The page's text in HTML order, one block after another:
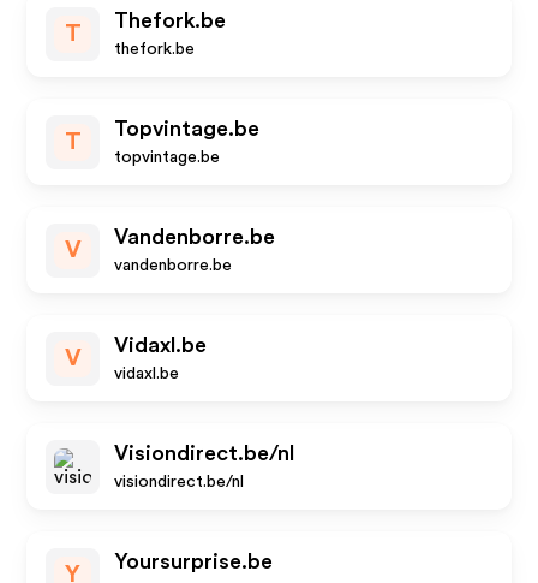
T
Thefork.be
thefork.be
T
Topvintage.be
topvintage.be
V
Vandenborre.be
vandenborre.be
V
Vidaxl.be
vidaxl.be
Visiondirect.be/nl
visiondirect.be/nl
Y
Yoursurprise.be